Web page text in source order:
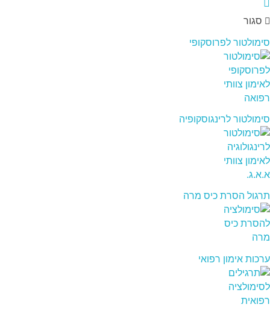
סגור
סימולטור לפרוסקופי
סימולטור לרינגוסקופיה
תרגול הסרת כיס מרה
ערכות אימון רפואי